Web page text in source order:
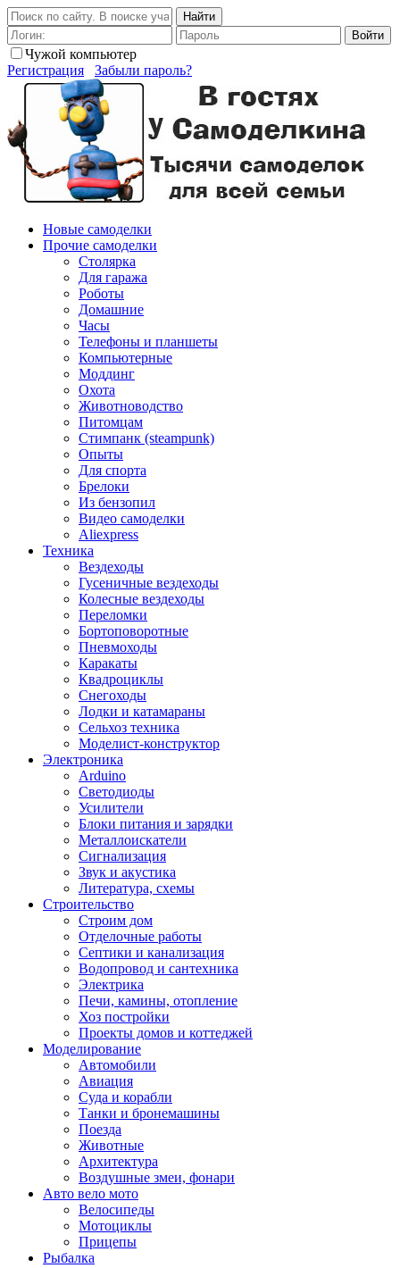
Найти
Войти
Чужой компьютер
Регистрация
Забыли пароль?
Новые самоделки
Прочие самоделки
Столярка
Для гаража
Роботы
Домашние
Часы
Телефоны и планшеты
Компьютерные
Моддинг
Охота
Животноводство
Питомцам
Стимпанк (steampunk)
Опыты
Для спорта
Брелоки
Из бензопил
Видео самоделки
Aliexpress
Техника
Вездеходы
Гусеничные вездеходы
Колесные вездеходы
Переломки
Бортоповоротные
Пневмоходы
Каракаты
Квадроциклы
Снегоходы
Лодки и катамараны
Сельхоз техника
Моделист-конструктор
Электроника
Arduino
Светодиоды
Усилители
Блоки питания и зарядки
Металлоискатели
Сигнализация
Звук и акустика
Литература, схемы
Строительство
Строим дом
Отделочные работы
Септики и канализация
Водопровод и сантехника
Электрика
Печи, камины, отопление
Хоз постройки
Проекты домов и коттеджей
Моделирование
Автомобили
Авиация
Суда и корабли
Танки и бронемашины
Поезда
Животные
Архитектура
Воздушные змеи, фонари
Авто вело мото
Велосипеды
Мотоциклы
Прицепы
Рыбалка